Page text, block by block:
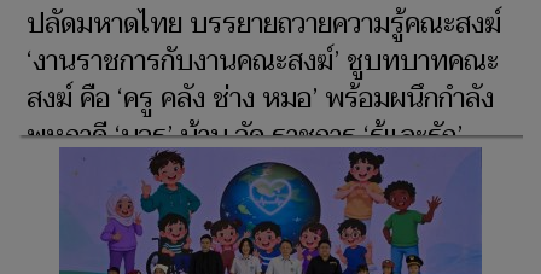
ปลัดมหาดไทย บรรยายถวายความรู้คณะสงฆ์
‘งานราชการกับงานคณะสงฆ์’ ชูบทบาทคณะ
สงฆ์ คือ ‘ครู คลัง ช่าง หมอ’ พร้อมผนึกกำลัง
พหุภาคี ‘บวร’ บ้าน วัด ราชการ ‘รู้และรัก’
สร้างสังคมที่ปลอดภัย และน้อมนำศาสตร์พระ
ราชาด้วยความเข้าใจ